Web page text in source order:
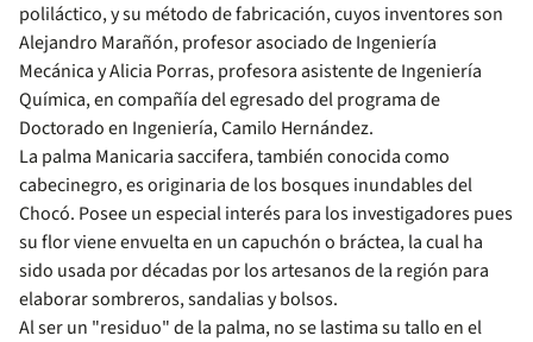
poliláctico, y su método de fabricación, cuyos inventores son
Alejandro Marañón, profesor asociado de Ingeniería
Mecánica y Alicia Porras, profesora asistente de Ingeniería
Química, en compañía del egresado del programa de
Doctorado en Ingeniería, Camilo Hernández.
La palma Manicaria saccifera, también conocida como
cabecinegro, es originaria de los bosques inundables del
Chocó. Posee un especial interés para los investigadores pues
su flor viene envuelta en un capuchón o bráctea, la cual ha
sido usada por décadas por los artesanos de la región para
elaborar sombreros, sandalias y bolsos.
​Al ser un "residuo" de la palma, ​​no se lastima su tallo en el